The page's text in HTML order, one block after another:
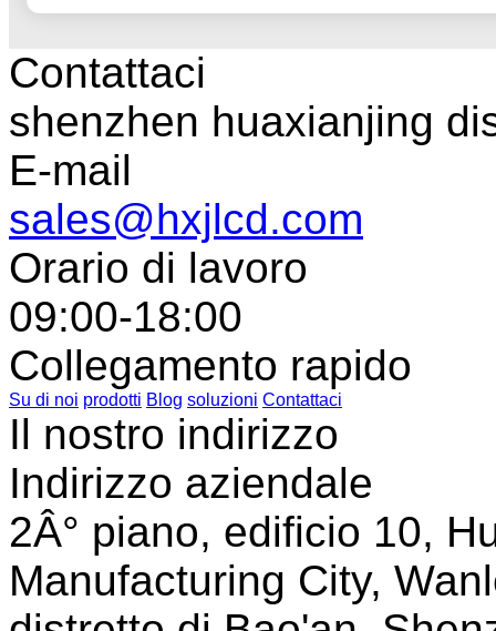
Contattaci
shenzhen huaxianjing
E-mail
sales@hxjlcd.com
Orario di lavoro
09:00-18:00
Collegamento rapido
Su di noi prodotti Blog soluzioni Contattaci
Il nostro indirizzo
Indirizzo aziendale
2Â° piano, edificio 10,
Manufacturing City,